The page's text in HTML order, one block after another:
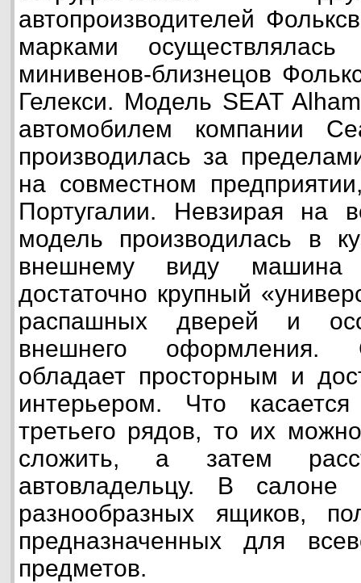
автопроизводителей
марками осуществлялась
минивенов-близнецов
Гелекси. Модель SEAT
автомобилем компании
производилась за
на совместном
Португалии. Невзирая на
модель производилась в
внешнему виду
достаточно крупный
распашных дверей и
внешнего оформления.
обладает просторным и
интерьером. Что
третьего рядов, то их
сложить, а затем
автовладельцу. В салоне
разнообразных ящиков,
предназначенных для
предметов.